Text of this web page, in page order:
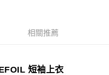
運費
相關推薦
短袖上衣